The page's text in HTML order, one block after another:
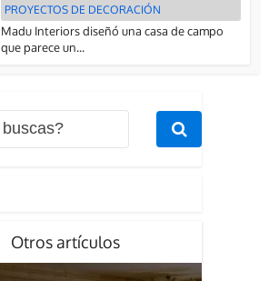
PROYECTOS DE DECORACIÓN
Madu Interiors diseñó una casa de campo
que parece un...
Otros artículos